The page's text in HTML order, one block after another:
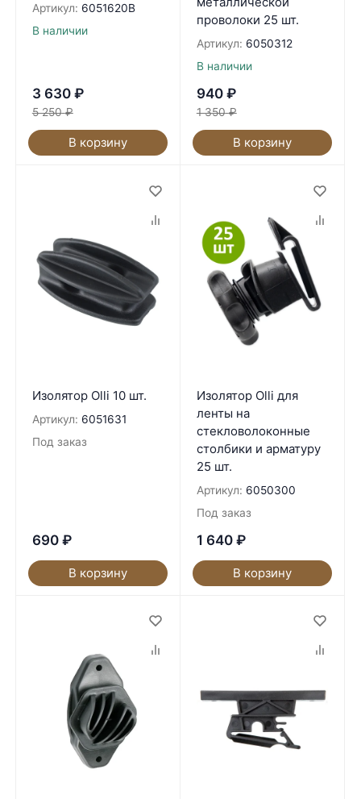
Артикул: 6051620B
В наличии
3 630 ₽
5 250 ₽
В корзину
проволоки 25 шт.
Артикул: 6050312
В наличии
940 ₽
1 350 ₽
В корзину
Изолятор Olli 10 шт.
Артикул: 6051631
Под заказ
690 ₽
В корзину
Изолятор Olli для
ленты на
стекловолоконные
столбики и арматуру
25 шт.
Артикул: 6050300
Под заказ
1 640 ₽
В корзину